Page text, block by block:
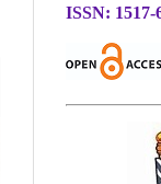
ISSN: 1517-